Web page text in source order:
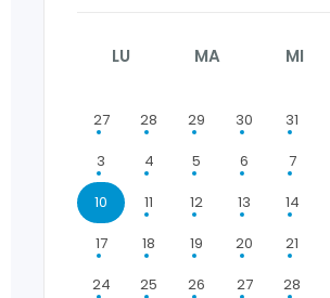
LU MA MI
27 28 29 30 31
3
4 5 6 7
10
11 12 13 14
17
18 19 20 21
24
25 26 27 28